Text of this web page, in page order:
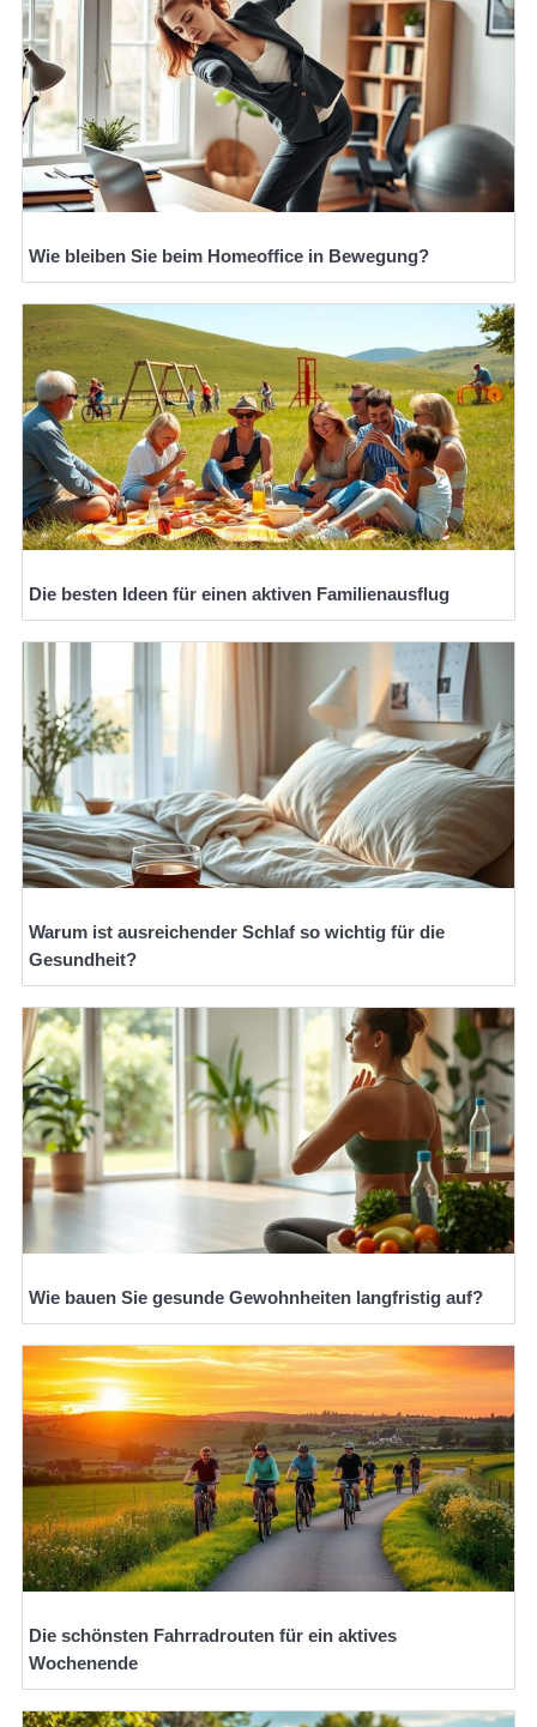
Wie bleiben Sie beim Homeoffice in Bewegung?
Die besten Ideen für einen aktiven Familienausflug
Warum ist ausreichender Schlaf so wichtig für die
Gesundheit?
Wie bauen Sie gesunde Gewohnheiten langfristig auf?
Die schönsten Fahrradrouten für ein aktives
Wochenende